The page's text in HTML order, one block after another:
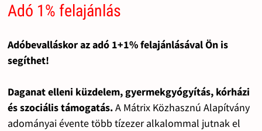
Adó 1% felajánlás
Adóbevalláskor az adó 1+1% felajánlásával Ön is
segíthet!
Daganat elleni küzdelem, gyermekgyógyítás, kórházi
és szociális támogatás.A Mátrix Közhasznú Alapítvány
adományai évente több tízezer alkalommal jutnak el